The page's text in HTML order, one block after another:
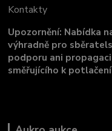
Kontakty
Upozornění: Nabídka
výhradně pro
podporu ani
směřujícího k